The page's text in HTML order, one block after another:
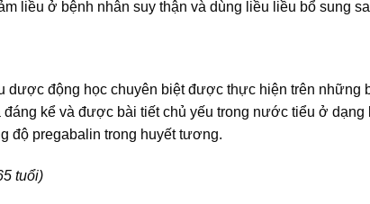
liều ở bệnh nhân suy thận và dùng liều liều bổ sung
dược động học chuyên biệt được thực hiện trên những
đáng kể và được bài tiết chủ yếu trong nước tiểu ở
độ pregabalin trong huyết tương.
tuổi)